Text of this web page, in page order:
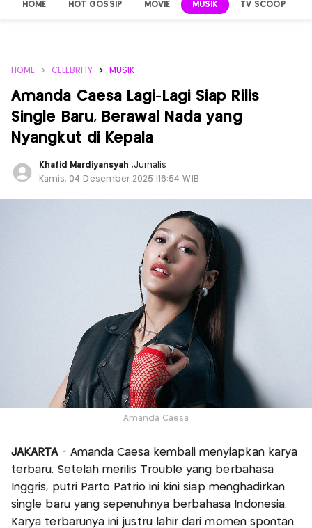
HOME HOT GOSSIP MOVIE MUSIK TV SCOOP
HOME CELEBRITY MUSIK
Amanda Caesa Lagi-Lagi Siap Rilis
Single Baru, Berawal Nada yang
Nyangkut di Kepala
Khafid Mardiyansyah ,Jurnalis
Kamis, 04 Desember 2025 |16:54 WIB
Amanda Caesa
JAKARTA- Amanda Caesa kembali menyiapkan karya
terbaru. Setelah merilis Trouble yang berbahasa
Inggris, putri Parto Patrio ini kini siap menghadirkan
single baru yang sepenuhnya berbahasa Indonesia.
Karya terbarunya ini justru lahir dari momen spontan